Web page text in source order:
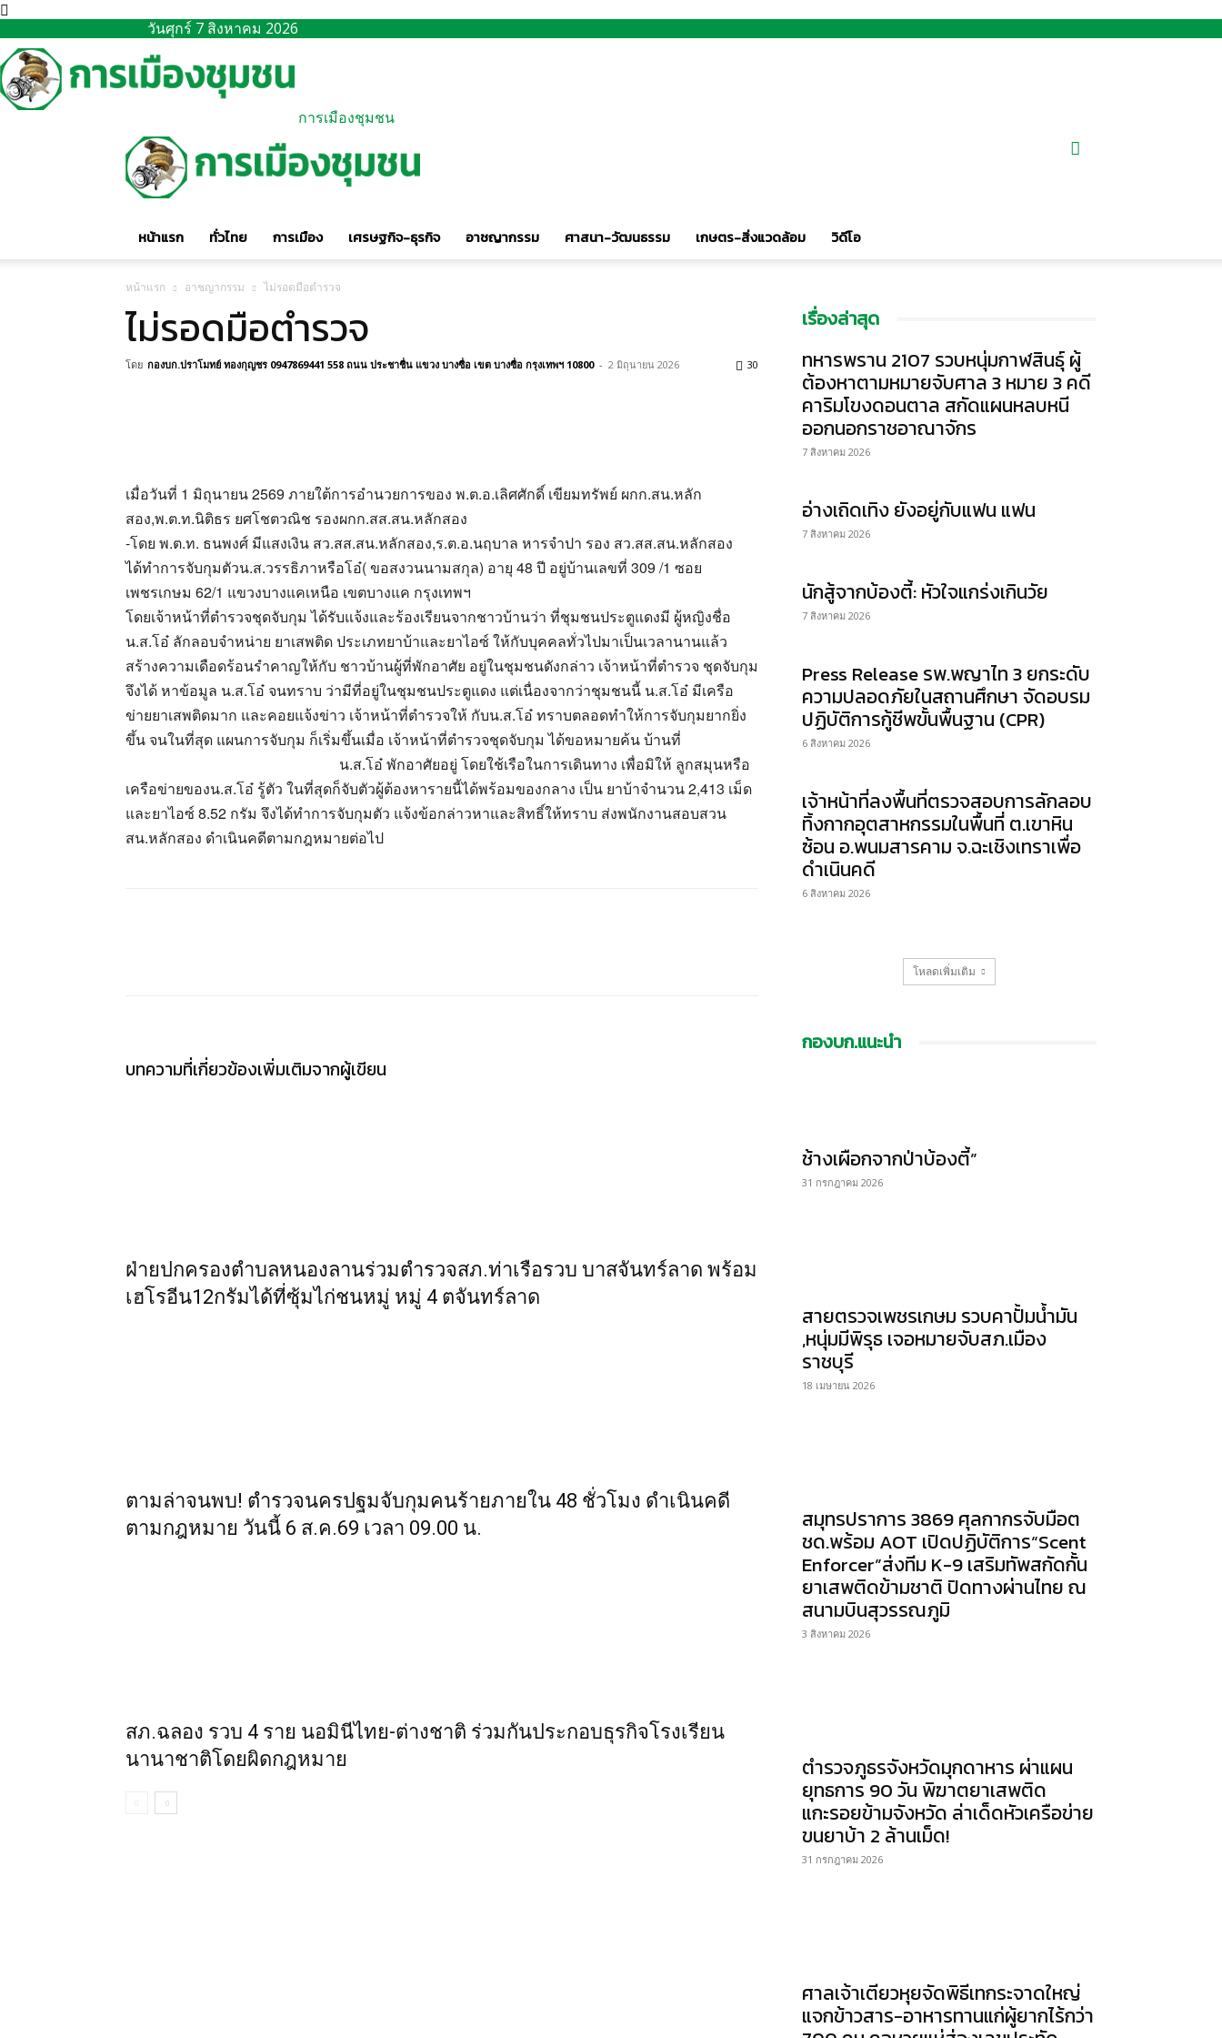
วันศุกร์ 7 สิงหาคม 2026
การเมืองชุมชน
หน้าแรก ทั่วไทย การเมือง เศรษฐกิจ-ธุรกิจ อาชญากรรม ศาสนา-วัฒนธรรม เกษตร-สิ่งแวดล้อม วิดีโอ
หน้าแรก อาชญากรรม ไม่รอดมือตำรวจ
ไม่รอดมือตำรวจ
โดย กองบก.ปราโมทย์ ทองกุญชร 0947869441 558 ถนน ประชาชื่น แขวง บางซื่อ เขต บางซื่อ กรุงเทพฯ 10800 - 2 มิถุนายน 2026 30
เมื่อวันที่ 1 มิถุนายน 2569 ภายใต้การอำนวยการของ พ.ต.อ.เลิศศักดิ์ เขียมทรัพย์ ผกก.สน.หลัก
สอง,พ.ต.ท.นิติธร ยศโชตวณิช รองผกก.สส.สน.หลักสอง
-โดย พ.ต.ท. ธนพงศ์ มีแสงเงิน สว.สส.สน.หลักสอง,ร.ต.อ.นฤบาล หารจำปา รอง สว.สส.สน.หลักสอง
ได้ทำการจับกุมตัวน.ส.วรรธิภาหรือโอ๋( ขอสงวนนามสกุล) อายุ 48 ปี อยู่บ้านเลขที่ 309 /1 ซอย
เพชรเกษม 62/1 แขวงบางแคเหนือ เขตบางแค กรุงเทพฯ
โดยเจ้าหน้าที่ตำรวจชุดจับกุม ได้รับแจ้งและร้องเรียนจากชาวบ้านว่า ที่ชุมชนประตูแดงมี ผู้หญิงชื่อ
น.ส.โอ๋ ลักลอบจำหน่าย ยาเสพติด ประเภทยาบ้าและยาไอซ์ ให้กับบุคคลทั่วไปมาเป็นเวลานานแล้ว
สร้างความเดือดร้อนรำคาญให้กับ ชาวบ้านผู้ที่พักอาศัย อยู่ในชุมชนดังกล่าว เจ้าหน้าที่ตำรวจ ชุดจับกุม
จึงได้ หาข้อมูล น.ส.โอ๋ จนทราบ ว่ามีที่อยู่ในชุมชนประตูแดง แต่เนื่องจากว่าชุมชนนี้ น.ส.โอ๋ มีเครือ
ข่ายยาเสพติดมาก และคอยแจ้งข่าว เจ้าหน้าที่ตำรวจให้ กับน.ส.โอ๋ ทราบตลอดทำให้การจับกุมยากยิ่ง
ขึ้น จนในที่สุด แผนการจับกุม ก็เริ่มขึ้นเมื่อ เจ้าหน้าที่ตำรวจชุดจับกุม ได้ขอหมายค้น บ้านที่
น.ส.โอ๋ พักอาศัยอยู่ โดยใช้เรือในการเดินทาง เพื่อมิให้ ลูกสมุนหรือ
เครือข่ายของน.ส.โอ๋ รู้ตัว ในที่สุดก็จับตัวผู้ต้องหารายนี้ได้พร้อมของกลาง เป็น ยาบ้าจำนวน 2,413 เม็ด
และยาไอซ์ 8.52 กรัม จึงได้ทำการจับกุมตัว แจ้งข้อกล่าวหาและสิทธิ์ให้ทราบ ส่งพนักงานสอบสวน
สน.หลักสอง ดำเนินคดีตามกฎหมายต่อไป
บทความที่เกี่ยวข้องเพิ่มเติมจากผู้เขียน
ฝ่ายปกครองตำบลหนองลานร่วมตำรวจสภ.ท่าเรือรวบ บาสจันทร์ลาด พร้อม
เฮโรอีน12กรัมได้ที่ซุ้มไก่ชนหมู่ หมู่ 4 ตจันทร์ลาด
ตามล่าจนพบ! ตำรวจนครปฐมจับกุมคนร้ายภายใน 48 ชั่วโมง ดำเนินคดี
ตามกฎหมาย วันนี้ 6 ส.ค.69 เวลา 09.00 น.
สภ.ฉลอง รวบ 4 ราย นอมินีไทย-ต่างชาติ ร่วมกันประกอบธุรกิจโรงเรียน
นานาชาติโดยผิดกฎหมาย
เรื่องล่าสุด
ทหารพราน 2107 รวบหนุ่มกาฬสินธุ์ ผู้
ต้องหาตามหมายจับศาล 3 หมาย 3 คดี
คาริมโขงดอนตาล สกัดแผนหลบหนี
ออกนอกราชอาณาจักร
7 สิงหาคม 2026
อ่างเถิดเทิง ยังอยู่กับแฟน แฟน
7 สิงหาคม 2026
นักสู้จากบ้องตี้: หัวใจแกร่งเกินวัย
7 สิงหาคม 2026
Press Release รพ.พญาไท 3 ยกระดับ
ความปลอดภัยในสถานศึกษา จัดอบรม
ปฏิบัติการกู้ชีพขั้นพื้นฐาน (CPR)
6 สิงหาคม 2026
เจ้าหน้าที่ลงพื้นที่ตรวจสอบการลักลอบ
ทิ้งกากอุตสาหกรรมในพื้นที่ ต.เขาหิน
ซ้อน อ.พนมสารคาม จ.ฉะเชิงเทราเพื่อ
ดำเนินคดี
6 สิงหาคม 2026
โหลดเพิ่มเติม
กองบก.แนะนำ
ช้างเผือกจากป่าบ้องตี้”
31 กรกฎาคม 2026
สายตรวจเพชรเกษม รวบคาปั้มน้ำมัน
,หนุ่มมีพิรุธ เจอหมายจับสภ.เมือง
ราชบุรี
18 เมษายน 2026
สมุทรปราการ 3869 ศุลกากรจับมือต
ชด.พร้อม AOT เปิดปฏิบัติการ“Scent
Enforcer”ส่งทีม K-9 เสริมทัพสกัดกั้น
ยาเสพติดข้ามชาติ ปิดทางผ่านไทย ณ
สนามบินสุวรรณภูมิ
3 สิงหาคม 2026
ตำรวจภูธรจังหวัดมุกดาหาร ผ่าแผน
ยุทธการ 90 วัน พิฆาตยาเสพติด
แกะรอยข้ามจังหวัด ล่าเด็ดหัวเครือข่าย
ขนยาบ้า 2 ล้านเม็ด!
31 กรกฎาคม 2026
ศาลเจ้าเตียวหุยจัดพิธีเทกระจาดใหญ่
แจกข้าวสาร-อาหารทานแก่ผู้ยากไร้กว่า